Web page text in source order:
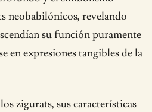
neobabilónicos, revelando
su función puramente
en expresiones tangibles de la
zigurats, sus características